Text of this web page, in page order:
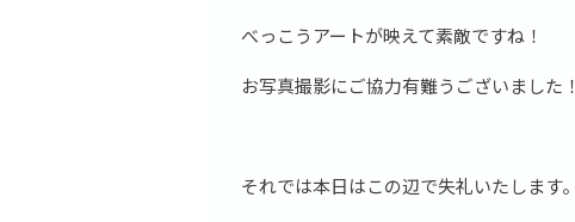
べっこうアートが映えて素敵ですね！
お写真撮影にご協力有難うございました！
それでは本日はこの辺で失礼いたします。